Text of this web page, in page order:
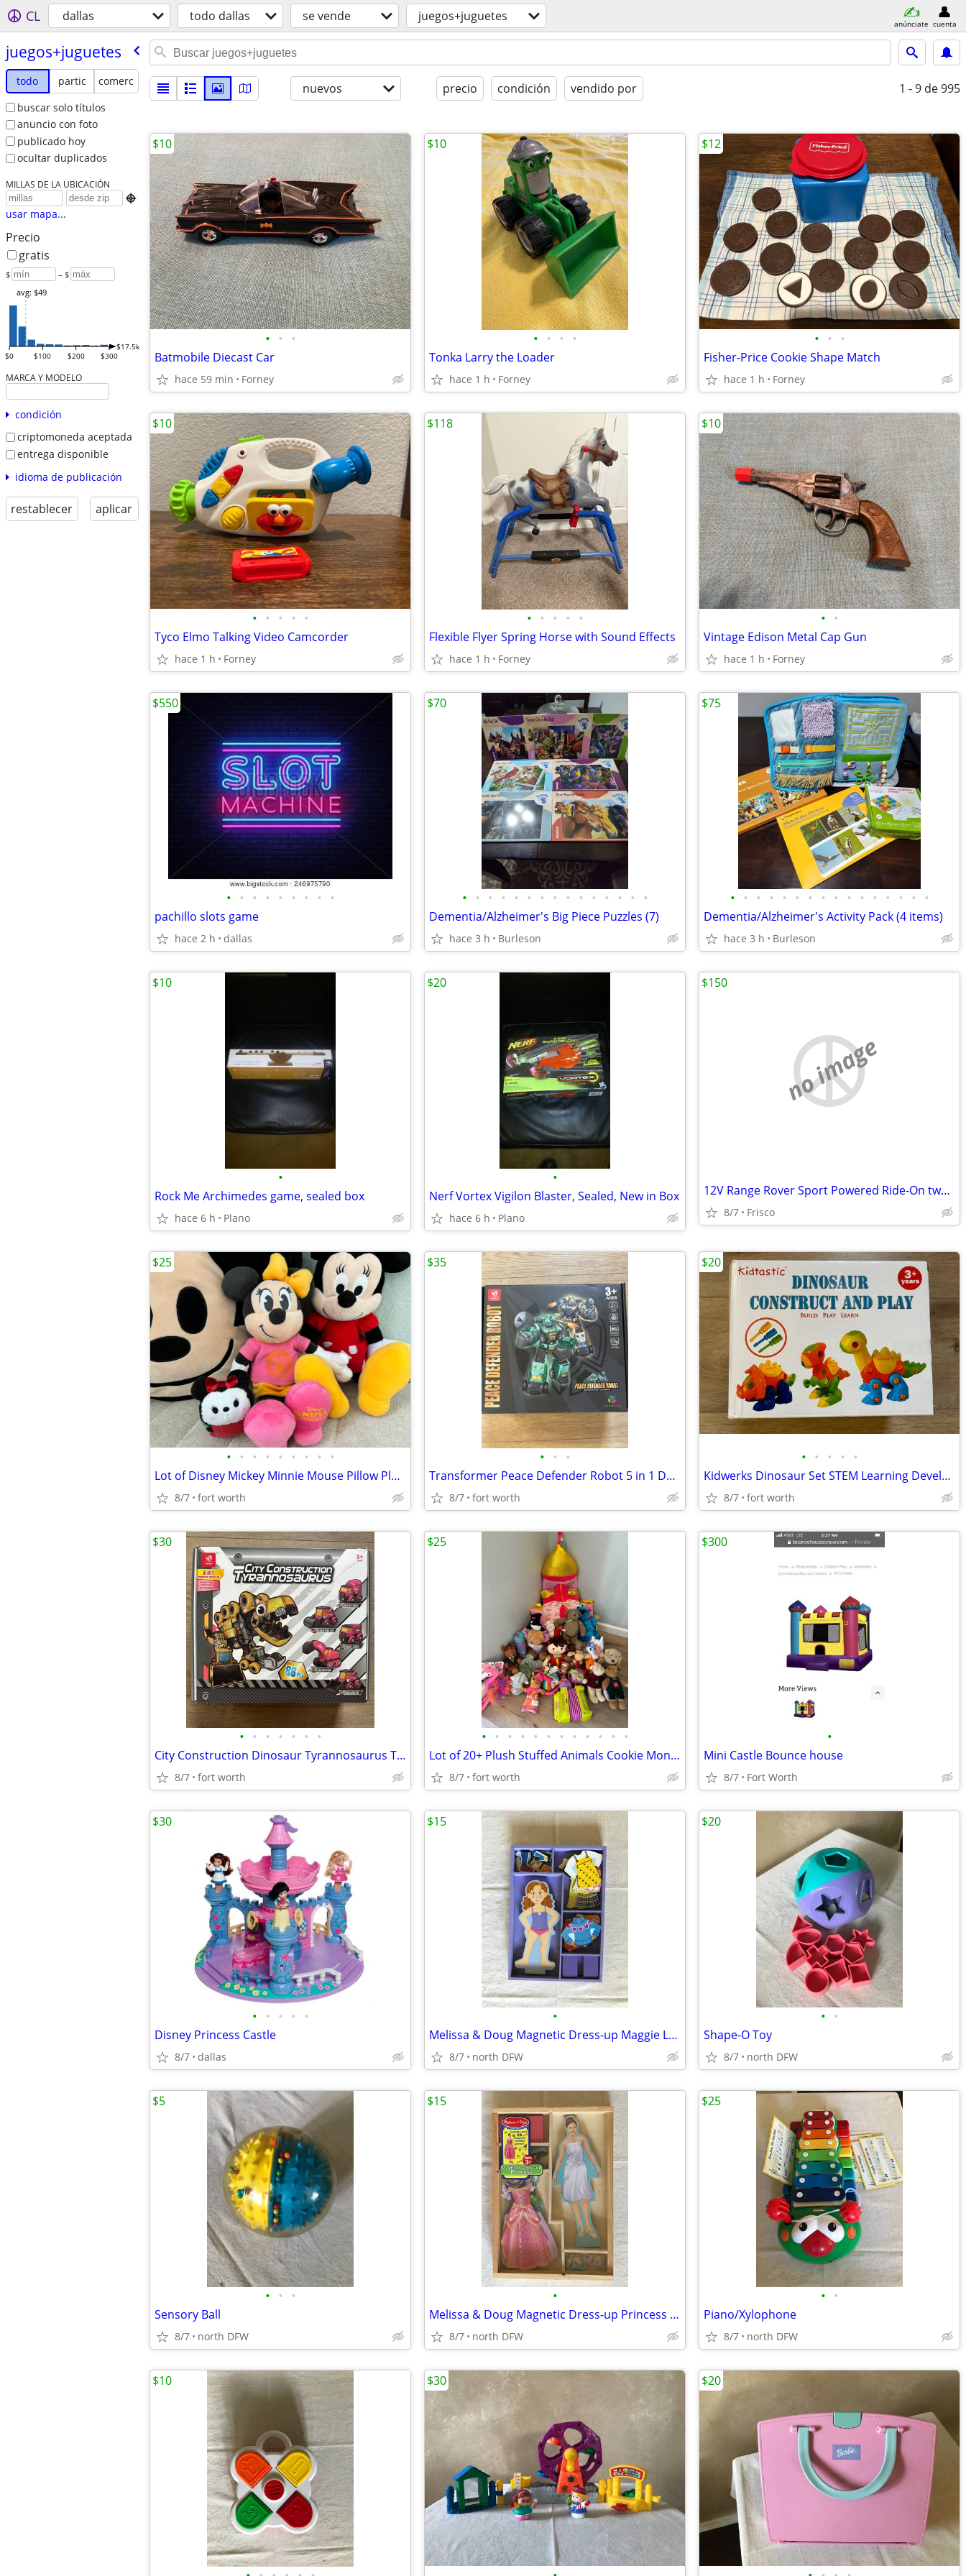
CL dallas todo dallas se vende juegos+juguetes anúnciate cuenta
juegos+juguetes
todo partic
comerc
buscar solo títulos
anuncio con foto
publicado hoy
ocultar duplicados
MILLAS DE LA UBICACIÓN

usar mapa...
Precio
gratis
$ – $
$0 $100 $200 $300
$17.5k
avg: $49
MARCA Y MODELO
condición
criptomoneda aceptada
entrega disponible
idioma de publicación
restablecer aplicar
nuevos precio condición vendido por 1 - 9 de 995
• • •
Batmobile Diecast Car
hace 59 min Forney
$10
• • • •
Tonka Larry the Loader
hace 1 h Forney
$10
• • •
Fisher-Price Cookie Shape Match
hace 1 h Forney
$12
• • • • •
Tyco Elmo Talking Video Camcorder
hace 1 h Forney
$10
• • • • •
Flexible Flyer Spring Horse with Sound Effects
hace 1 h Forney
$118
• •
Vintage Edison Metal Cap Gun
hace 1 h Forney
$10
• • • • • • • • •
pachillo slots game
hace 2 h dallas
$550
• • • • • • • • • • • • • • •
Dementia/Alzheimer's Big Piece Puzzles (7)
hace 3 h Burleson
$70
• • • • • • • • • • • • • • • •
Dementia/Alzheimer's Activity Pack (4 items)
hace 3 h Burleson
$75
•
Rock Me Archimedes game, sealed box
hace 6 h Plano
$10
•
Nerf Vortex Vigilon Blaster, Sealed, New in Box
hace 6 h Plano
$20
no image
12V Range Rover Sport Powered Ride-On two seater - Blue
8/7 Frisco
$150
• • • • • • • • •
Lot of Disney Mickey Minnie Mouse Pillow Plush Stuffed Animals
8/7 fort worth
$25
• • •
Transformer Peace Defender Robot 5 in 1 Deformation Combine Toy
8/7 fort worth
$35
• • • • •
Kidwerks Dinosaur Set STEM Learning Development Toy
8/7 fort worth
$20
• • • • • • •
City Construction Dinosaur Tyrannosaurus Toy Set
8/7 fort worth
$30
• • • • • • • • • • • •
Lot of 20+ Plush Stuffed Animals Cookie Monster Flamingo Unicorn Puzzle Toys
8/7 fort worth
$25
•
Mini Castle Bounce house
8/7 Fort Worth
$300
• • • • •
Disney Princess Castle
8/7 dallas
$30
•
Melissa & Doug Magnetic Dress-up Maggie Leigh Doll
8/7 north DFW
$15
• •
Shape-O Toy
8/7 north DFW
$20
• • •
Sensory Ball
8/7 north DFW
$5
•
Melissa & Doug Magnetic Dress-up Princess Doll
8/7 north DFW
$15
• •
Piano/Xylophone
8/7 north DFW
$25
$10 $30 $20